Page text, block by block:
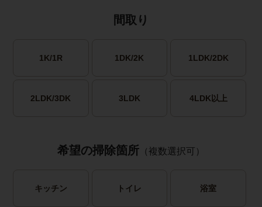
間取り
1K/1R 1DK/2K 1LDK/2DK
2LDK/3DK 3LDK 4LDK以上
希望の掃除箇所 （複数選択可）
キッチン トイレ 浴室